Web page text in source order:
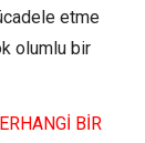
etme
olumlu bir
BİR